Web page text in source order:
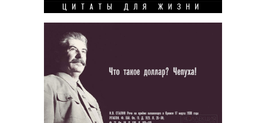
ЦИТАТЫ ДЛЯ ЖИЗНИ